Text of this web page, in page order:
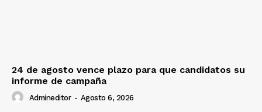
24 de agosto vence plazo para que candidatos su
informe de campaña
Admineditor - Agosto 6, 2026